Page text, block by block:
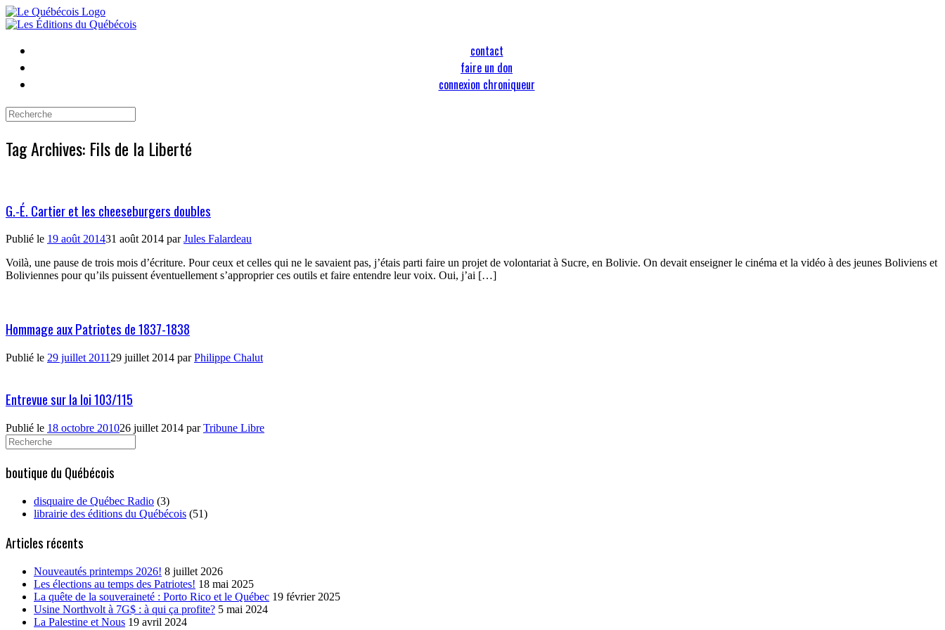
Skip
to
contact
faire un don
connexion chroniqueur
Search
Tag Archives: Fils de la Liberté
G.-É. Cartier et les cheeseburgers doubles
Publié le 19 août 201431 août 2014 parJules Falardeau
Voilà, une pause de trois mois d’écriture. Pour ceux et celles qui ne le savaient pas, j’étais parti faire un projet de volontariat à Sucre, en Bolivie. On devait enseigner le cinéma et la vidéo à des jeunes Boliviens et
Boliviennes pour qu’ils puissent éventuellement s’approprier ces outils et faire entendre leur voix. Oui, j’ai […]
Hommage aux Patriotes de 1837-1838
Publié le 29 juillet 2011 29 juillet 2014 parPhilippe Chalut
Entrevue sur la loi 103/115
Publié le 18 octobre 201026 juillet 2014 parTribune Libre
Search
for:
boutique du Québécois
disquaire de Québec Radio (3)
librairie des éditions du Québécois (51)
Articles récents
Nouveautés printemps 2026! 8 juillet 2026
Les élections au temps des Patriotes! 18 mai 2025
La quête de la souveraineté : Porto Rico et le Québec 19 février 2025
Usine Northvolt à 7G$ : à qui ça profite? 5 mai 2024
La Palestine et Nous 19 avril 2024